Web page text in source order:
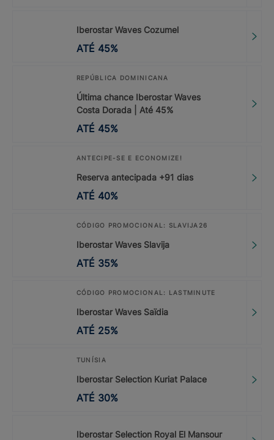
Iberostar Waves Cozumel
ATÉ 45%
REPÚBLICA DOMINICANA
Última chance Iberostar Waves
Costa Dorada | Até 45%
ATÉ 45%
ANTECIPE-SE E ECONOMIZE!
Reserva antecipada +91 dias
ATÉ 40%
CÓDIGO PROMOCIONAL: SLAVIJA26
Iberostar Waves Slavija
ATÉ 35%
CÓDIGO PROMOCIONAL: LASTMINUTE
Iberostar Waves Saïdia
ATÉ 25%
TUNÍSIA
Iberostar Selection Kuriat Palace
ATÉ 30%
Iberostar Selection Royal El Mansour